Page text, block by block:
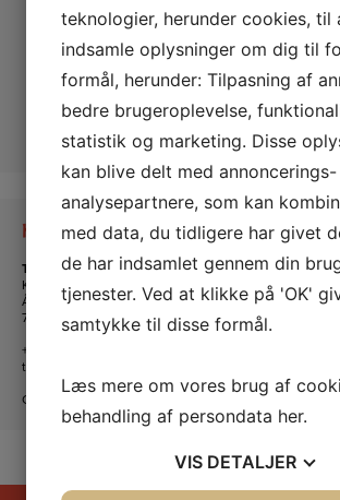
Kontakt os
Tante Andante Hus
KFUM og KFUK i Lemvig
Ågade 5
7620 Lemvig
+45 20 16 24 11
tanteandante@kfum-kfuk.dk
CVR: 30771397
teknologier, herunder cookies, til
indsamle oplysninger om dig til
formål, herunder: Tilpasning af
bedre brugeroplevelse,
statistik og marketing. Disse
kan blive delt med
analysepartnere, som kan
med data, du tidligere har givet
de har indsamlet gennem din
tjenester. Ved at klikke på 'OK'
samtykke til disse formål.
Læs mere om vores brug af
behandling af persondata her.
VIS DETALJER